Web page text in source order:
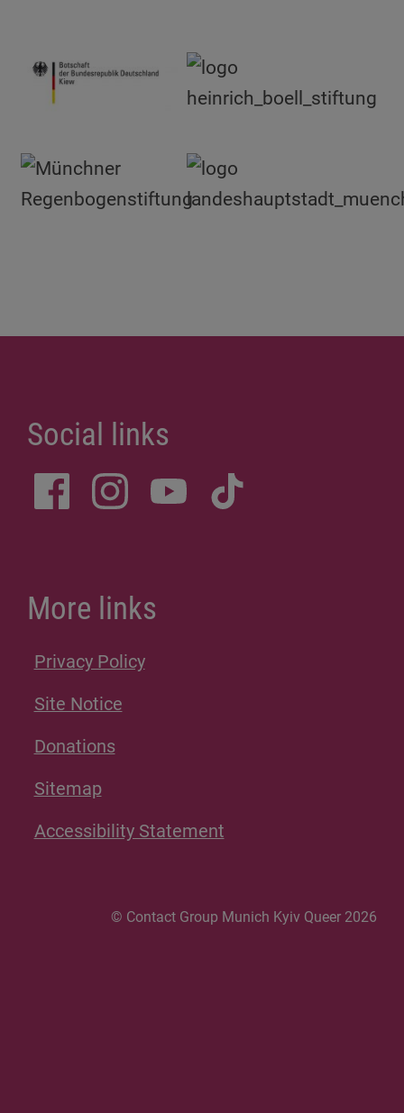
Social links
More links
Privacy Policy
Site Notice
Donations
Sitemap
Accessibility Statement
© Contact Group Munich Kyiv Queer 2026